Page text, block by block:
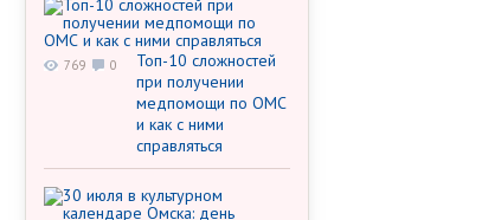
Топ-10 сложностей
при получении
медпомощи по ОМС
и как с ними
справляться
769 0